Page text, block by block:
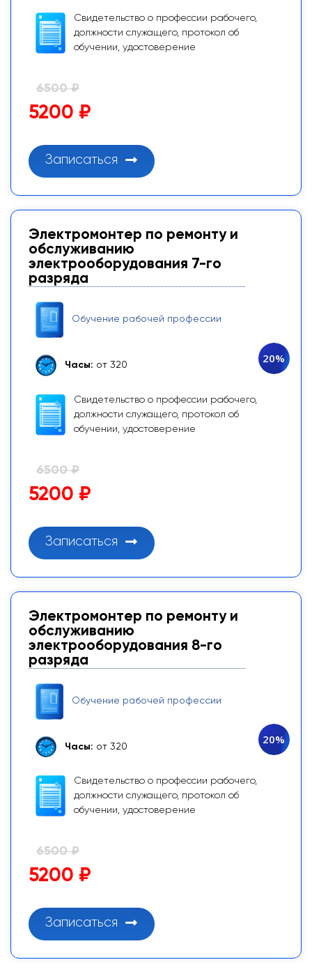
Свидетельство о профессии рабочего,
должности служащего, протокол об
обучении, удостоверение
6500 ₽
5200 ₽
Записаться
Электромонтер по ремонту и
обслуживанию
электрооборудования 7-го
разряда
Обучение рабочей профессии
Часы: от 320
Свидетельство о профессии рабочего,
должности служащего, протокол об
обучении, удостоверение
20%
6500 ₽
5200 ₽
Записаться
Электромонтер по ремонту и
обслуживанию
электрооборудования 8-го
разряда
Обучение рабочей профессии
Часы: от 320
Свидетельство о профессии рабочего,
должности служащего, протокол об
обучении, удостоверение
20%
6500 ₽
5200 ₽
Записаться